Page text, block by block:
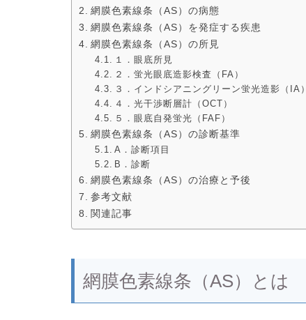
網膜色素線条（AS）の病態
網膜色素線条（AS）を発症する疾患
網膜色素線条（AS）の所見
１．眼底所見
２．蛍光眼底造影検査（FA）
３．インドシアニングリーン蛍光造影（IA）
４．光干渉断層計（OCT）
５．眼底自発蛍光（FAF）
網膜色素線条（AS）の診断基準
A．診断項目
B．診断
網膜色素線条（AS）の治療と予後
参考文献
関連記事
網膜色素線条（AS）とは